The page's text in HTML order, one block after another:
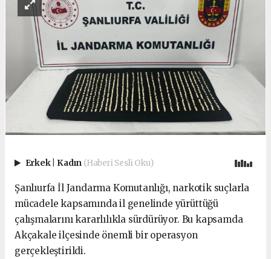
Erkek Kadın (Haberi Sesli Oku)
Şanlıurfa İl Jandarma Komutanlığı, narkotik suçlarla
mücadele kapsamında il genelinde yürüttüğü
çalışmalarını kararlılıkla sürdürüyor. Bu kapsamda
Akçakale ilçesinde önemli bir operasyon
gerçekleştirildi.